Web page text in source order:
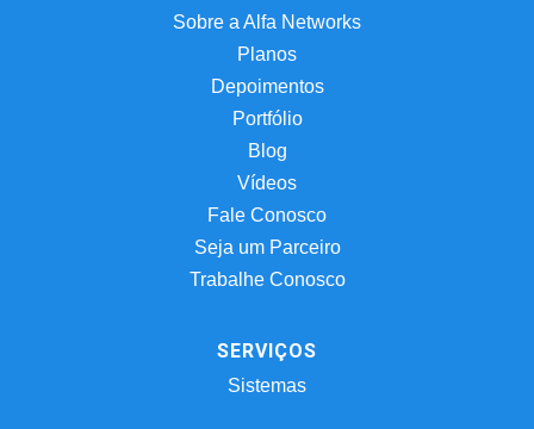
Sobre a Alfa Networks
Planos
Depoimentos
Portfólio
Blog
Vídeos
Fale Conosco
Seja um Parceiro
Trabalhe Conosco
SERVIÇOS
Sistemas